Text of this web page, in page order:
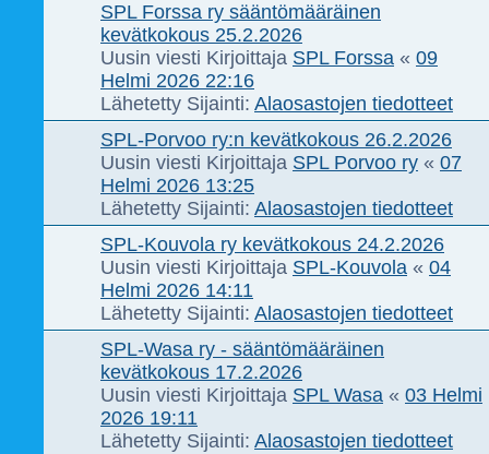
SPL Forssa ry sääntömääräinen
kevätkokous 25.2.2026
Uusin viesti Kirjoittaja SPL Forssa « 09
Helmi 2026 22:16
Lähetetty Sijainti: Alaosastojen tiedotteet
SPL-Porvoo ry:n kevätkokous 26.2.2026
Uusin viesti Kirjoittaja SPL Porvoo ry « 07
Helmi 2026 13:25
Lähetetty Sijainti: Alaosastojen tiedotteet
SPL-Kouvola ry kevätkokous 24.2.2026
Uusin viesti Kirjoittaja SPL-Kouvola « 04
Helmi 2026 14:11
Lähetetty Sijainti: Alaosastojen tiedotteet
SPL-Wasa ry - sääntömääräinen
kevätkokous 17.2.2026
Uusin viesti Kirjoittaja SPL Wasa « 03 Helmi
2026 19:11
Lähetetty Sijainti: Alaosastojen tiedotteet